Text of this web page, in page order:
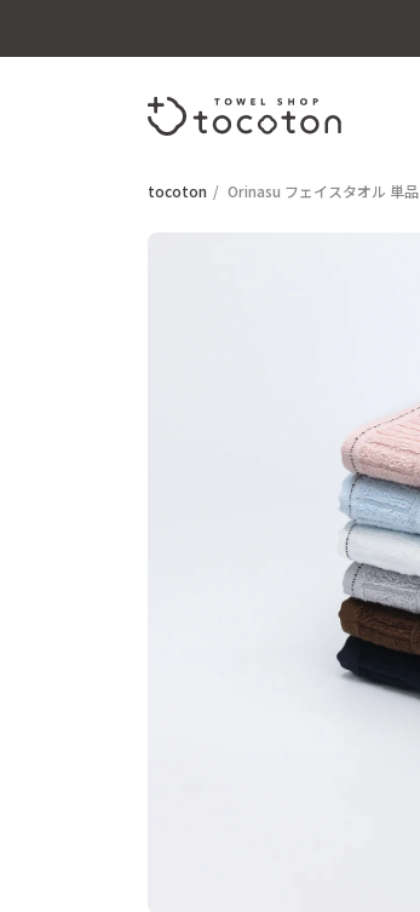
tocoton Orinasu フェイスタオル 単品